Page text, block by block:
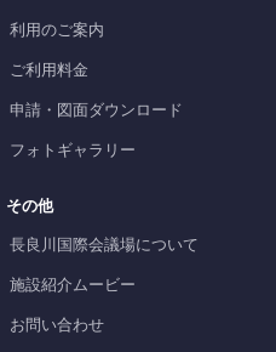
利用のご案内
ご利用料金
申請・図面ダウンロード
フォトギャラリー
その他
長良川国際会議場について
施設紹介ムービー
お問い合わせ